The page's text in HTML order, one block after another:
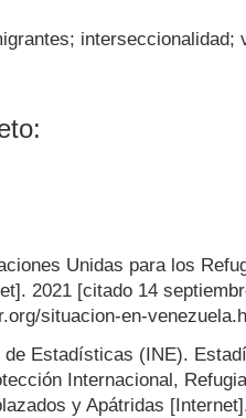
interseccionalidad;
Unidas para los
2021 [citado 14
situacion-en-
de Estadísticas (INE).
Internacional,
y Apátridas